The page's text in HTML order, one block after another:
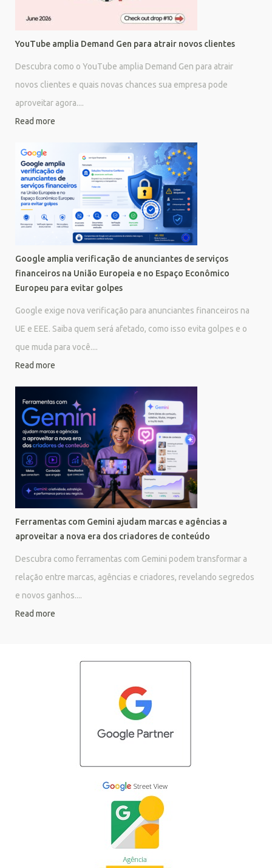
YouTube amplia Demand Gen para atrair novos clientes
Descubra como o YouTube amplia Demand Gen para atrair
novos clientes e quais novas chances sua empresa pode
aproveitar agora....
Read more
Google amplia verificação de anunciantes de serviços
financeiros na União Europeia e no Espaço Econômico
Europeu para evitar golpes
Google exige nova verificação para anunciantes financeiros na
UE e EEE. Saiba quem será afetado, como isso evita golpes e o
que muda para você....
Read more
Ferramentas com Gemini ajudam marcas e agências a
aproveitar a nova era dos criadores de conteúdo
Descubra como ferramentas com Gemini podem transformar a
relação entre marcas, agências e criadores, revelando segredos
e novos ganhos....
Read more